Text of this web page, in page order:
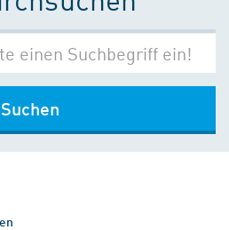
Suchen